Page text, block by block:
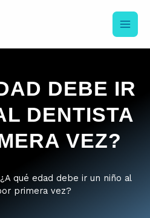
DEBE IR
DENTISTA
VEZ?
¿A qué edad debe ir un niño al
primera vez?